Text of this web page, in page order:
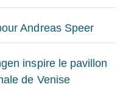
Andreas Speer
inspire le pavillon
de Venise